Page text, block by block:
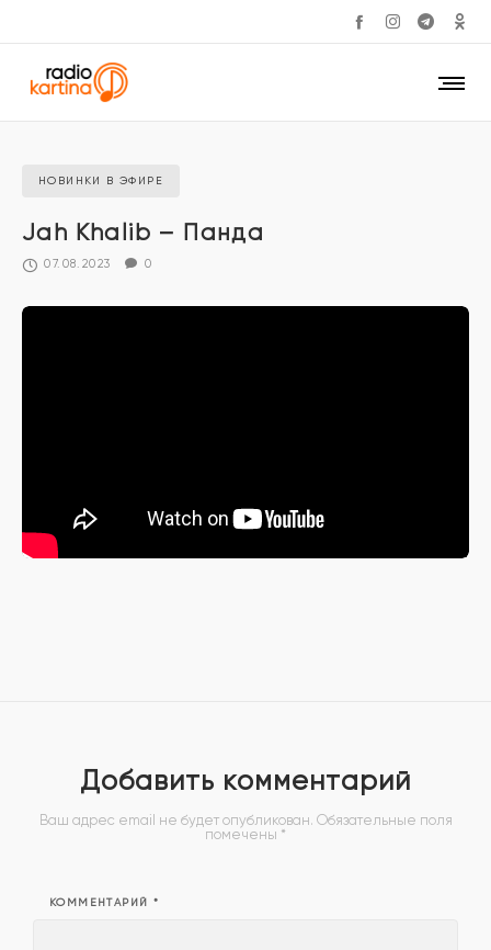
НОВИНКИ В ЭФИРЕ
Jah Khalib – Панда
07.08.2023 0
Добавить комментарий
Ваш адрес email не будет опубликован. Обязательные поля
помечены *
КОММЕНТАРИЙ *